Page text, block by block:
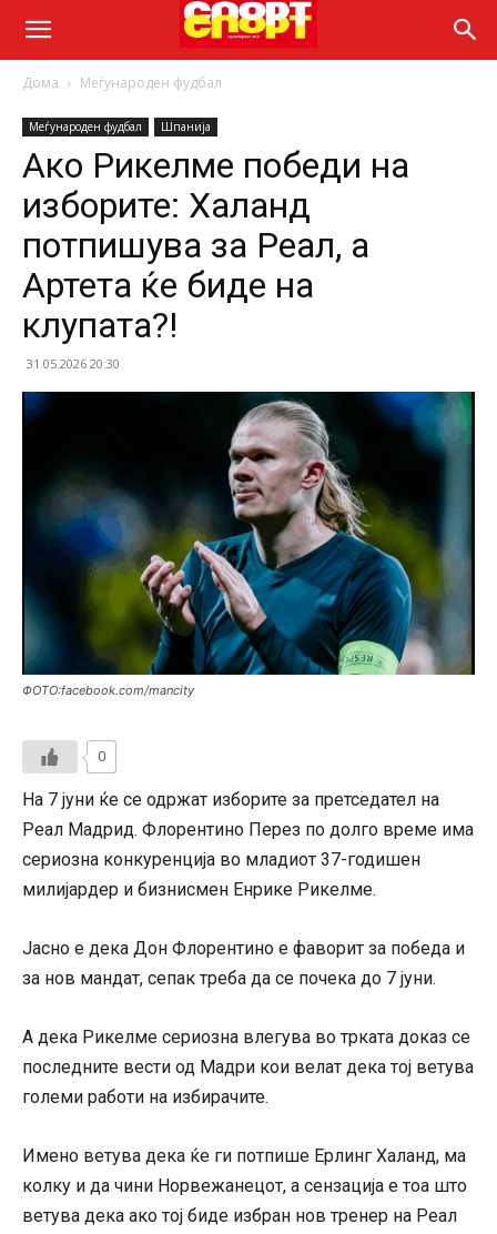
Дома Меѓународен фудбал
Меѓународен фудбал Шпанија
Ако Рикелме победи на
изборите: Халанд
потпишува за Реал, а
Артета ќе биде на
клупата?!
31.05.2026 20:30
ФОТО:facebook.com/mancity
0
На 7 јуни ќе се одржат изборите за претседател на
Реал Мадрид. Флорентино Перез по долго време има
сериозна конкуренција во младиот 37-годишен
милијардер и бизнисмен Енрике Рикелме.
Јасно е дека Дон Флорентино е фаворит за победа и
за нов мандат, сепак треба да се почека до 7 јуни.
А дека Рикелме сериозна влегува во трката доказ се
последните вести од Мадри кои велат дека тој ветува
големи работи на избирачите.
Имено ветува дека ќе ги потпише Ерлинг Халанд, ма
колку и да чини Норвежанецот, а сензација е тоа што
ветува дека ако тој биде избран нов тренер на Реал